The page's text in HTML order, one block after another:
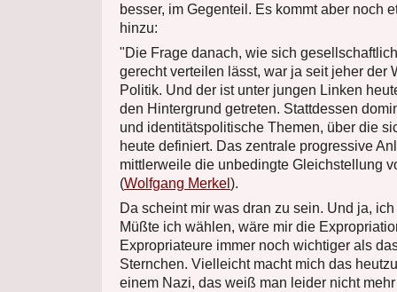
besser, im Gegenteil. Es kommt aber noch
hinzu:
"Die Frage danach, wie sich
gerecht verteilen lässt, war ja seit jeher der
Politik. Und der ist unter jungen Linken
den Hintergrund getreten. Stattdessen
und identitätspolitische Themen, über die
heute definiert. Das zentrale progressive
mittlerweile die unbedingte Gleichstellung
(Wolfgang Merkel ).
Da scheint mir was dran zu sein. Und ja,
Müßte ich wählen, wäre mir die
Expropriateure immer noch wichtiger als
Sternchen. Vielleicht macht mich das
einem Nazi, das weiß man leider nicht